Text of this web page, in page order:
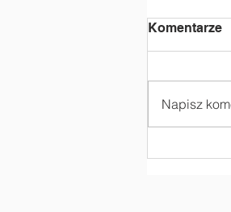
Komentarze
Napisz